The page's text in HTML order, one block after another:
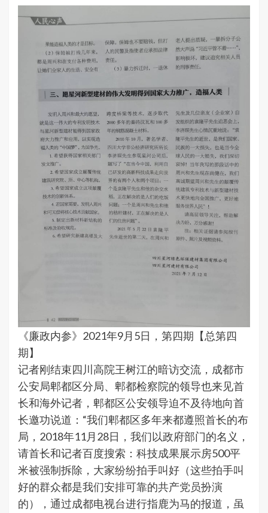
《廉政内参》2021年9月5日，第四期【总第四
期】
记者刚结束四川高院王树江的暗访交流，成都市
公安局郫都区分局、郫都检察院的领导也来见首
长和海外记者，郫都区公安领导迫不及待地向首
长邀功说道：“我们郫都区多年来都遵照首长的布
局，2018年11月28日，我们以政府部门的名义，
请首长和记者百度搜索：科技成果展示房500平
米被强制拆除，大家纷纷拍手叫好（这些拍手叫
好的群众都是我们安排可靠的共产党员扮演
的），通过成都电视台进行指鹿为马的报道，虽